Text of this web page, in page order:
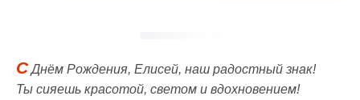
СДнём Рождения, Елисей, наш радостный знак!
Ты сияешь красотой, светом и вдохновением!